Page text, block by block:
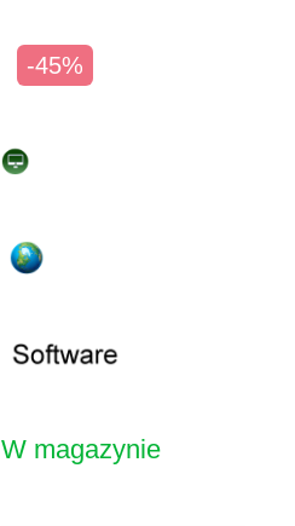
-45%
W magazynie